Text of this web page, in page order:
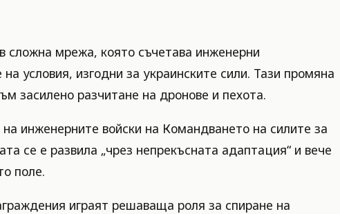
сложна мрежа, която съчетава инженерни
условия, изгодни за украинските сили. Тази промяна
засилено разчитане на дронове и пехота.
инженерните войски на Командването на силите за
се е развила „чрез непрекъсната адаптация“ и вече
поле.
играят решаваща роля за спиране на